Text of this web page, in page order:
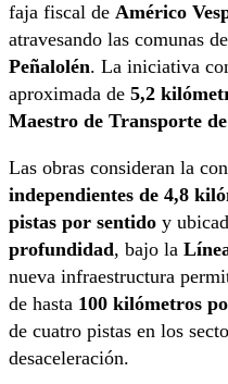
faja fiscal de Américo
atravesando las comunas de
Peñalolén. La iniciativa
aproximada de 5,2
Maestro de Transporte
Las obras consideran la
independientes de 4,8
pistas por sentido y
profundidad, bajo la
nueva infraestructura
de hasta 100 kilómetros
de cuatro pistas en los
desaceleración.